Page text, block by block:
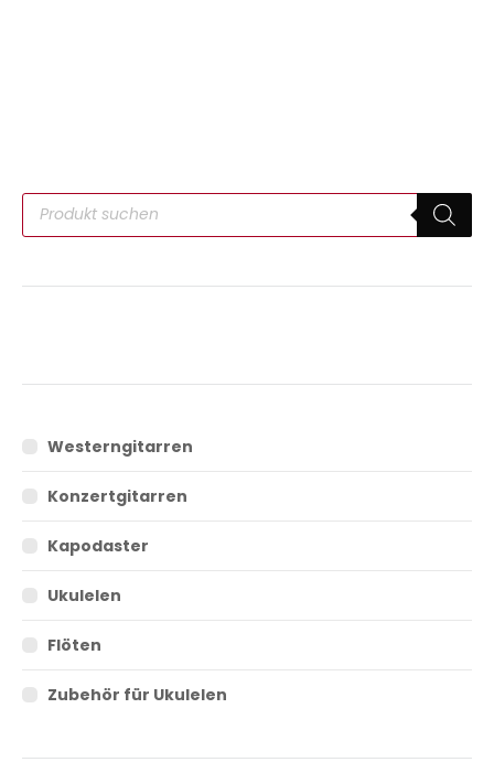
Westerngitarren
Konzertgitarren
Kapodaster
Ukulelen
Flöten
Zubehör für Ukulelen